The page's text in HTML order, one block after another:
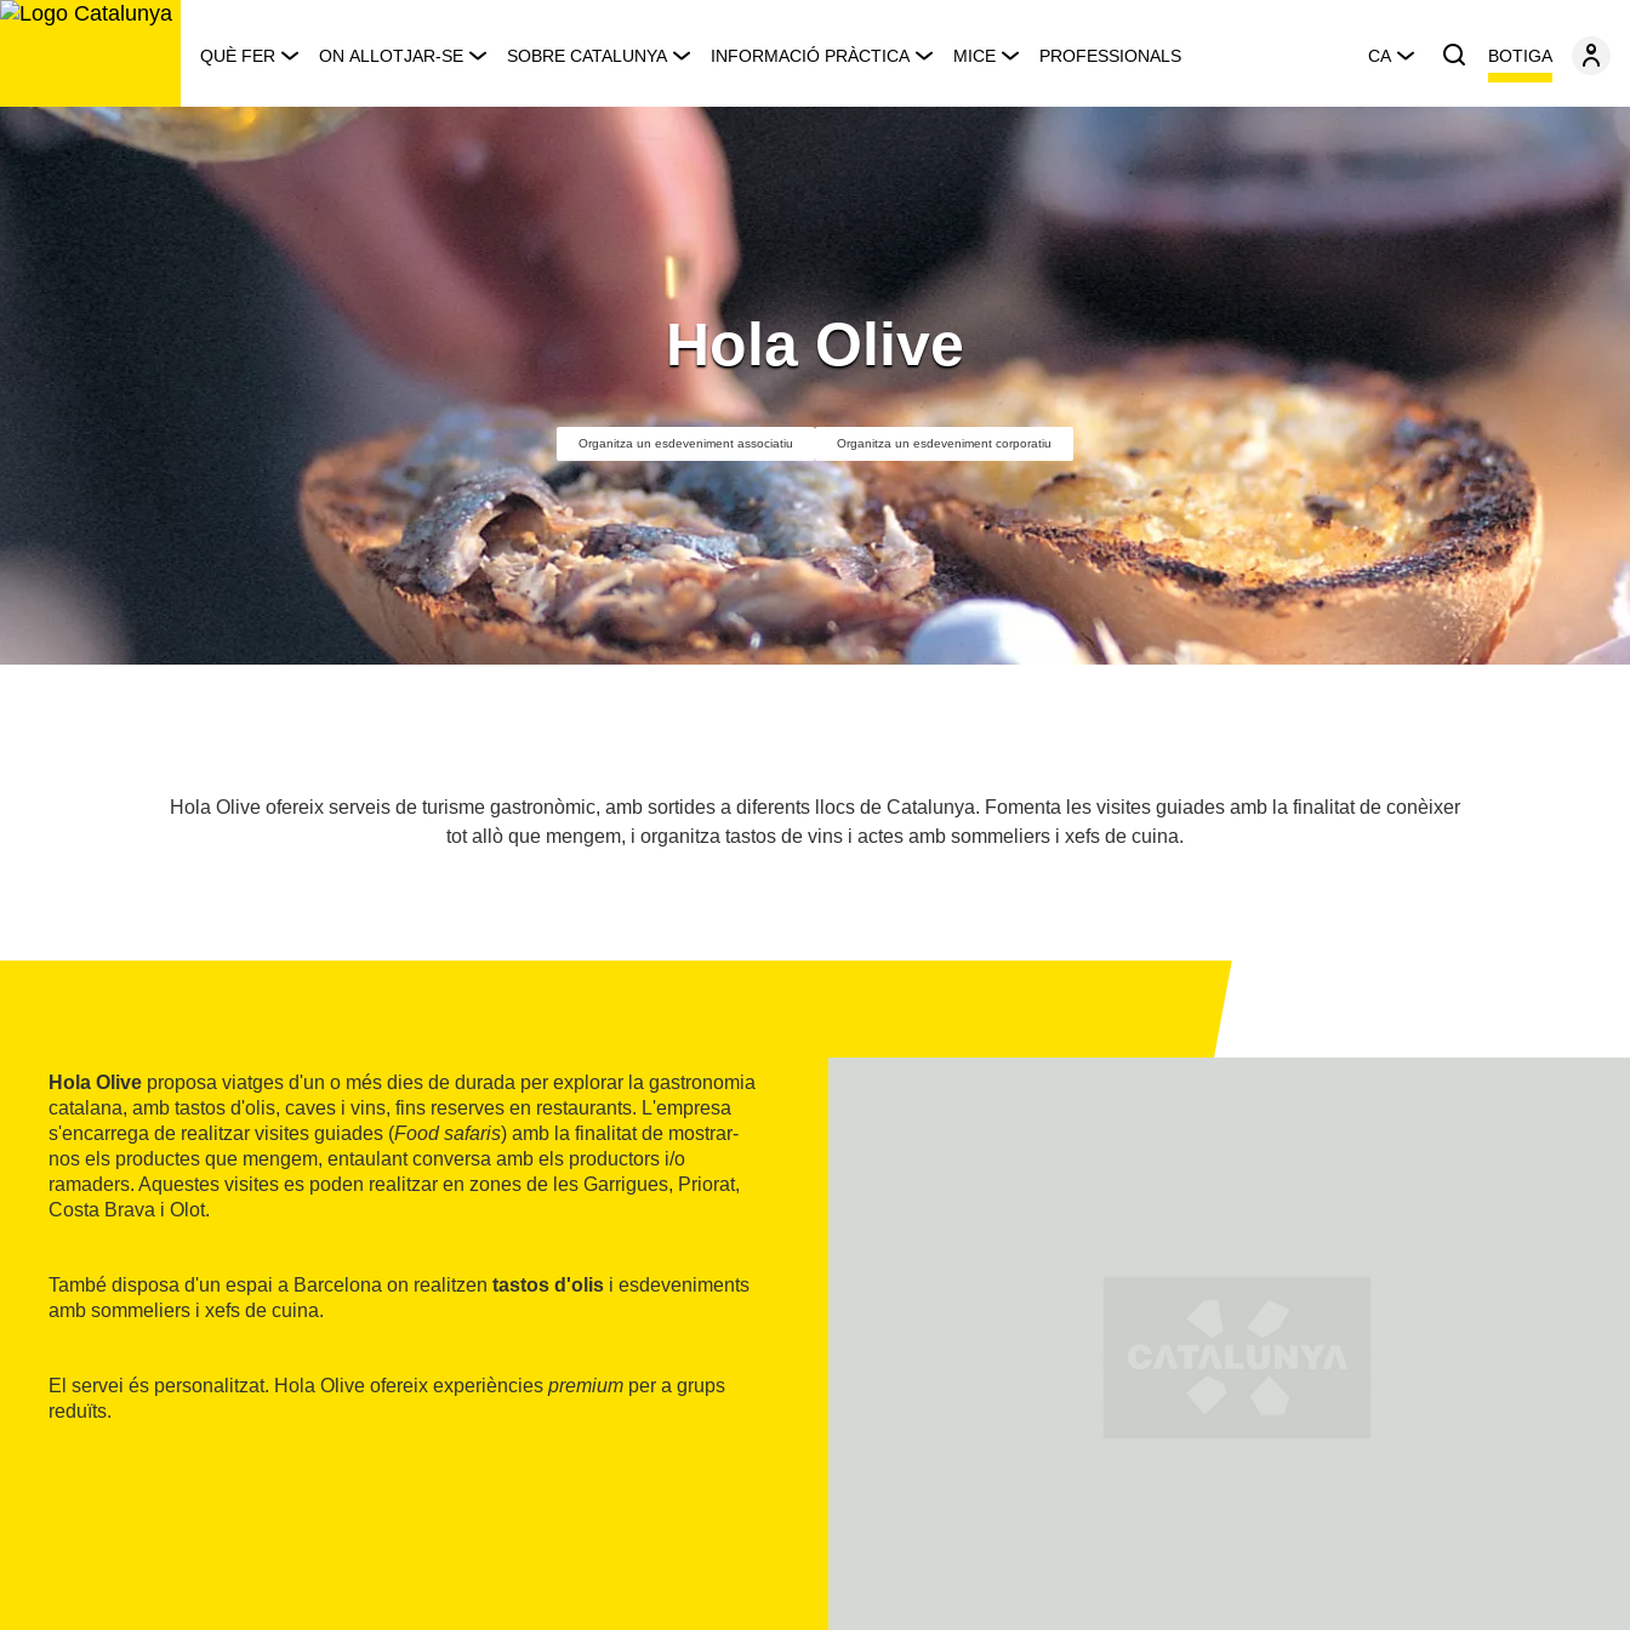
Saltar
QUÈ FER ON ALLOTJAR-SE SOBRE CATALUNYA INFORMACIÓ PRÀCTICA MICE PROFESSIONALS CA BOTIGA
Hola Olive
Organitza un esdeveniment associatiu Organitza un esdeveniment corporatiu
Hola Olive ofereix serveis de turisme gastronòmic, amb sortides a diferents llocs de Catalunya. Fomenta les visites guiades amb la finalitat de conèixer
tot allò que mengem, i organitza tastos de vins i actes amb sommeliers i xefs de cuina.
Hola Olive proposa viatges d'un o més dies de durada per explorar la gastronomia
catalana, amb tastos d'olis, caves i vins, fins reserves en restaurants. L'empresa
s'encarrega de realitzar visites guiades (Food safaris) amb la finalitat de mostrar-
nos els productes que mengem, entaulant conversa amb els productors i/o
ramaders. Aquestes visites es poden realitzar en zones de les Garrigues, Priorat,
Costa Brava i Olot.
També disposa d'un espai a Barcelona on realitzen tastos d'olis i esdeveniments
amb sommeliers i xefs de cuina.
El servei és personalitzat. Hola Olive ofereix experiències premium per a grups
reduïts.